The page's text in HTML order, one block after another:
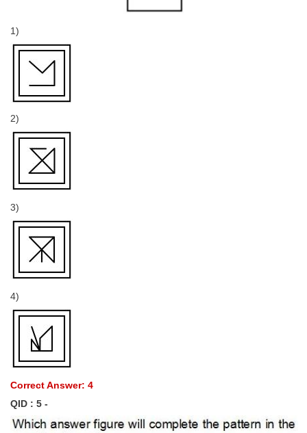
1)
2)
3)
4)
Correct Answer: 4
QID : 5 -